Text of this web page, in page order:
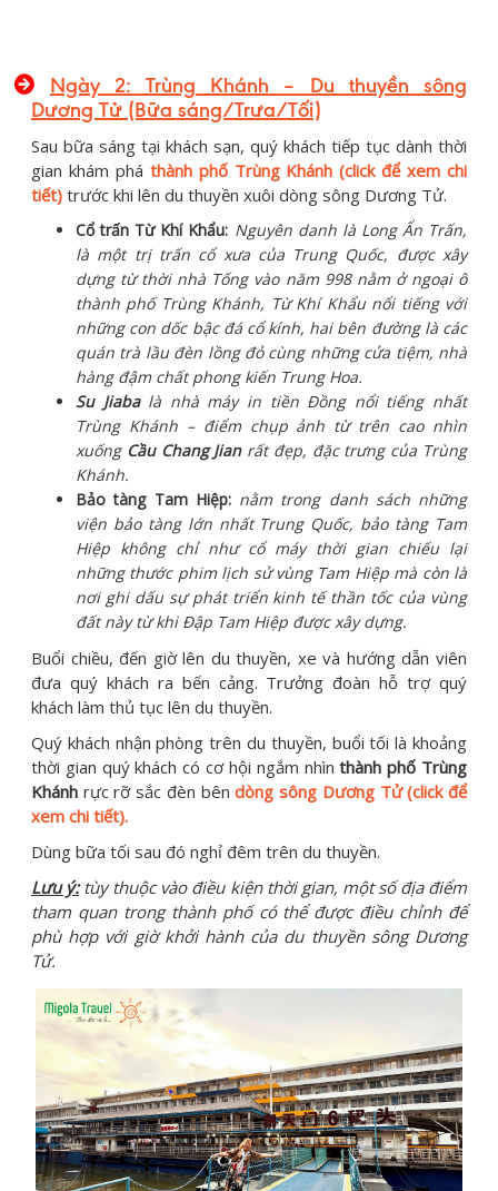
Ngày 2: Trùng Khánh – Du thuyền sông
Dương Tử (Bữa sáng/Trưa/Tối)
Sau bữa sáng tại khách sạn, quý khách tiếp tục dành thời
gian khám phá thành phố Trùng Khánh (click để xem chi
tiết) trước khi lên du thuyền xuôi dòng sông Dương Tử.
Cổ trấn Từ Khí Khẩu: Nguyên danh là Long Ẩn Trấn,
là một trị trấn cổ xưa của Trung Quốc, được xây
dựng từ thời nhà Tống vào năm 998 nằm ở ngoại ô
thành phố Trùng Khánh, Từ Khí Khẩu nổi tiếng với
những con dốc bậc đá cổ kính, hai bên đường là các
quán trà lầu đèn lồng đỏ cùng những cửa tiệm, nhà
hàng đậm chất phong kiến Trung Hoa.
Su Jiabalà nhà máy in tiền Đồng nổi tiếng nhất
Trùng Khánh – điểm chụp ảnh từ trên cao nhìn
xuống Cầu Chang Jianrất đẹp, đặc trưng của Trùng
Khánh.
Bảo tàng Tam Hiệp: nằm trong danh sách những
viện bảo tàng lớn nhất Trung Quốc, bảo tàng Tam
Hiệp không chỉ như cổ máy thời gian chiếu lại
những thước phim lịch sử vùng Tam Hiệp mà còn là
nơi ghi dấu sự phát triển kinh tế thần tốc của vùng
đất này từ khi Đập Tam Hiệp được xây dựng.
Buổi chiều, đến giờ lên du thuyền, xe và hướng dẫn viên
đưa quý khách ra bến cảng. Trưởng đoàn hỗ trợ quý
khách làm thủ tục lên du thuyền.
Quý khách nhận phòng trên du thuyền, buổi tối là khoảng
thời gian quý khách có cơ hội ngắm nhìnthành phố Trùng
Khánh rực rỡ sắc đèn bêndòng sông Dương Tử (click để
xem chi tiết).
Dùng bữa tối sau đó nghỉ đêm trên du thuyền.
Lưu ý:tùy thuộc vào điều kiện thời gian, một số địa điểm
tham quan trong thành phố có thể được điều chỉnh để
phù hợp với giờ khởi hành của du thuyền sông Dương
Tử.